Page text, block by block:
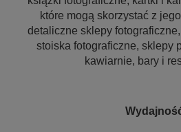
które mogą skorzystać z
detaliczne sklepy
stoiska fotograficzne, sklepy
kawiarnie, bary i